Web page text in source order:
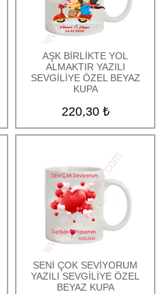
AŞK BİRLİKTE YOL
ALMAKTIR YAZILI
SEVGİLİYE ÖZEL BEYAZ
KUPA
220,30 ₺
SENİ ÇOK SEVİYORUM
YAZILI SEVGİLİYE ÖZEL
BEYAZ KUPA